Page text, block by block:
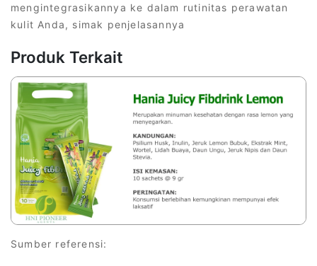
mengintegrasikannya ke dalam rutinitas perawatan
kulit Anda, simak penjelasannya
Produk Terkait
Sumber referensi: